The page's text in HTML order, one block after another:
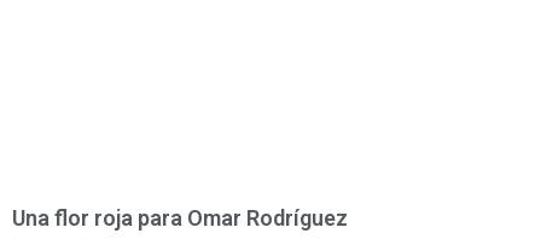
Una flor roja para Omar Rodríguez